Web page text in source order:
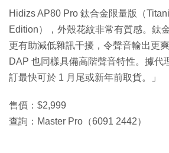
Hidizs AP80 Pro 鈦合金限量版（
Edition），外殼花紋非常有質感。鈦
更有助減低雜訊干擾，令聲音輸出更
DAP 也同樣具備高階聲音特性。據代
訂最快可於 1 月尾或新年前取貨。」
售價：$2,999
查詢：Master Pro（6091 2442）